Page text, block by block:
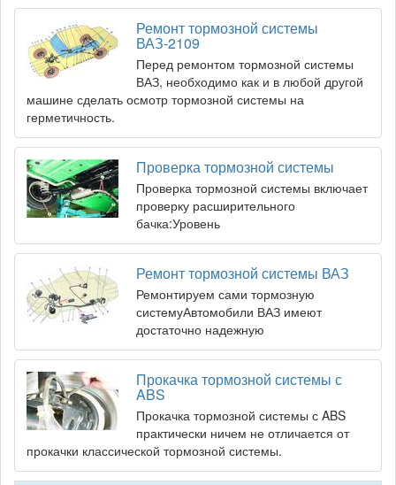
Ремонт тормозной системы
ВАЗ-2109
Перед ремонтом тормозной системы
ВАЗ, необходимо как и в любой другой
машине сделать осмотр тормозной системы на
герметичность.
Проверка тормозной системы
Проверка тормозной системы включает
проверку расширительного
бачка:Уровень
Ремонт тормозной системы ВАЗ
Ремонтируем сами тормозную
системуАвтомобили ВАЗ имеют
достаточно надежную
Прокачка тормозной системы с
ABS
Прокачка тормозной системы с ABS
практически ничем не отличается от
прокачки классической тормозной системы.